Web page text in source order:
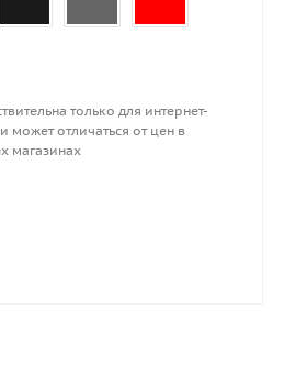
только для интернет-
может отличаться от цен в
магазинах